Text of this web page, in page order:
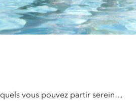
vous pouvez partir serein…